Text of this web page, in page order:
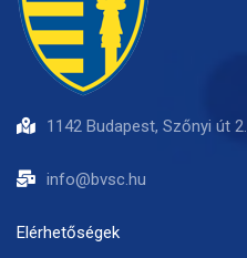
1142 Budapest, Szőnyi út 2.
info@bvsc.hu
Elérhetőségek